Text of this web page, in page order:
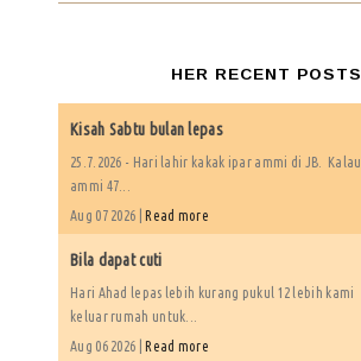
HER RECENT POSTS
Kisah Sabtu bulan lepas
25.7.2026 - Hari lahir kakak ipar ammi di JB. Kalau
ammi 47...
Aug 07 2026 | Read more
Bila dapat cuti
Hari Ahad lepas lebih kurang pukul 12 lebih kami
keluar rumah untuk...
Aug 06 2026 | Read more